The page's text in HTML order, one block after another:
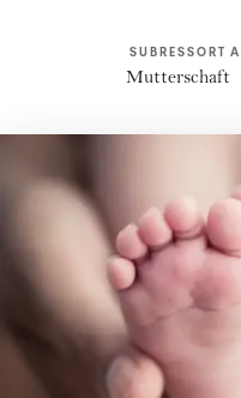
SUBRESSORT
Mutterschaft